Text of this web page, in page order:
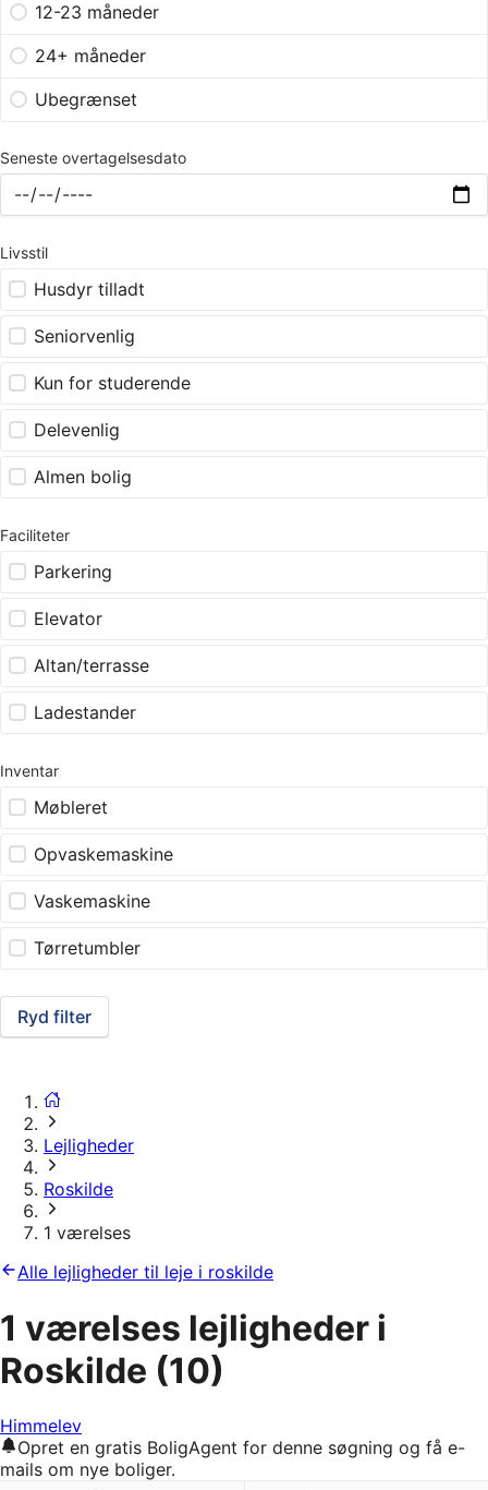
12-23 måneder
24+ måneder
Ubegrænset
Seneste overtagelsesdato
Livsstil
Husdyr tilladt
Seniorvenlig
Kun for studerende
Delevenlig
Almen bolig
Faciliteter
Parkering
Elevator
Altan/terrasse
Ladestander
Inventar
Møbleret
Opvaskemaskine
Vaskemaskine
Tørretumbler
Ryd filter
Lejligheder
Roskilde
1 værelses
Alle lejligheder til leje i roskilde
1 værelses lejligheder i
Roskilde (10)
Himmelev
Opret en gratis BoligAgent for denne søgning og få e-
mails om nye boliger.